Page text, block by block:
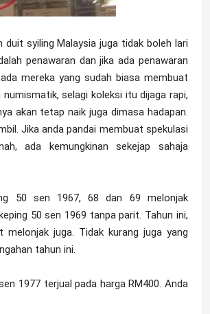
syiling Malaysia juga tidak boleh lari
penawaran dan jika ada penawaran
mereka yang sudah biasa membuat
selagi koleksi itu dijaga rapi,
akan tetap naik juga dimasa hadapan.
Jika anda pandai membuat spekulasi
ada kemungkinan sekejap sahaja
50 sen 1967, 68 dan 69 melonjak
50 sen 1969 tanpa parit. Tahun ini,
juga. Tidak kurang juga yang
tahun ini.
1977 terjual pada harga RM400. Anda